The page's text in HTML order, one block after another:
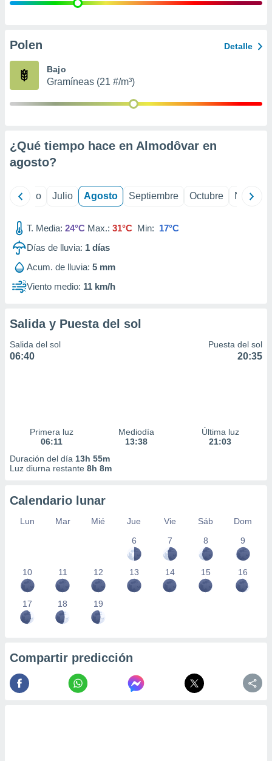
e
publicidad
Polen Detalle
Bajo
Gramíneas (21 #/m³)
¿Qué tiempo hace en Almodôvar en
agosto?
Junio Julio Agosto Septiembre Octubre
T. Media: 24°C Max.: 31°C Min: 17°C
Días de lluvia: 1 días
Acum. de lluvia: 5 mm
Viento medio: 11 km/h
Salida y Puesta del sol
Salida del sol
06:40
Puesta del sol
20:35
Primera luz
06:11
Mediodía
13:38
Última luz
21:03
Duración del día 13h 55m
Luz diurna restante 8h 8m
Calendario lunar
Lun Mar Mié Jue Vie Sáb
Dom
6
7 8 9
10 11 12 13 14 15 16
17 18 19
Compartir predicción